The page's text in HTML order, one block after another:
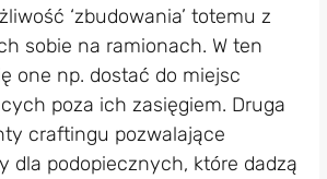
‘zbudowania’ totemu z
sobie na ramionach. W ten
one np. dostać do miejsc
poza ich zasięgiem. Druga
craftingu pozwalające
dla podopiecznych, które dadzą